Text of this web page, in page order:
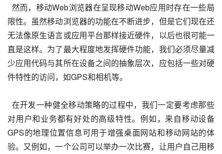
限性。虽然移动浏览器的功能在不断进步，但是它们现在还
无法像原生语言或应用平台那样接近硬件，以后也很可能一
直是这样。为了最大程度地发挥硬件功能，我们必须尽量减
少应用代码与其所在设备之间的抽象层次，应包括一些对硬
件特性的访问，如GPS和相机等。
对用户和业务都有好处的高级特性。例如，来自移动设备
GPS的地理位置信息可用于增强桌面网站和移动网站的体
验。又例如，一个公司可以举办一次比赛，让用户自己用移